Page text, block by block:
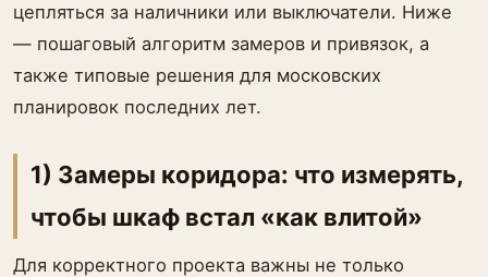
цепляться за наличники или выключатели. Ниже
— пошаговый алгоритм замеров и привязок, а
также типовые решения для московских
планировок последних лет.
1) Замеры коридора: что измерять,
чтобы шкаф встал «как влитой»
Для корректного проекта важны не только